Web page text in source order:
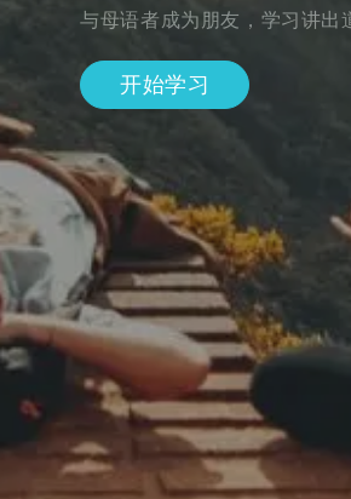
与母语者成为朋友，学习讲出
开始学习